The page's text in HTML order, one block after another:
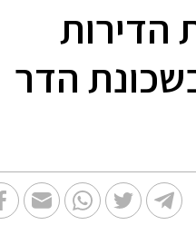
הדירות
קיציס 2 שבשכונת הדר